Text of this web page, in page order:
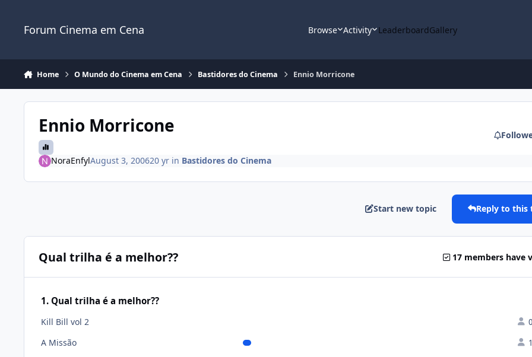
Forum Cinema em Cena Browse Activity LeaderboardGallery
Home O Mundo do Cinema em Cena Bastidores do Cinema Ennio Morricone
Ennio Morricone
NoraEnfylAugust 3, 200620 yrin Bastidores do Cinema
Start new topic Reply to this
Qual trilha é a melhor?? 17 members have
1. Qual trilha é a melhor??
Kill Bill vol 2 0
A Missão 1